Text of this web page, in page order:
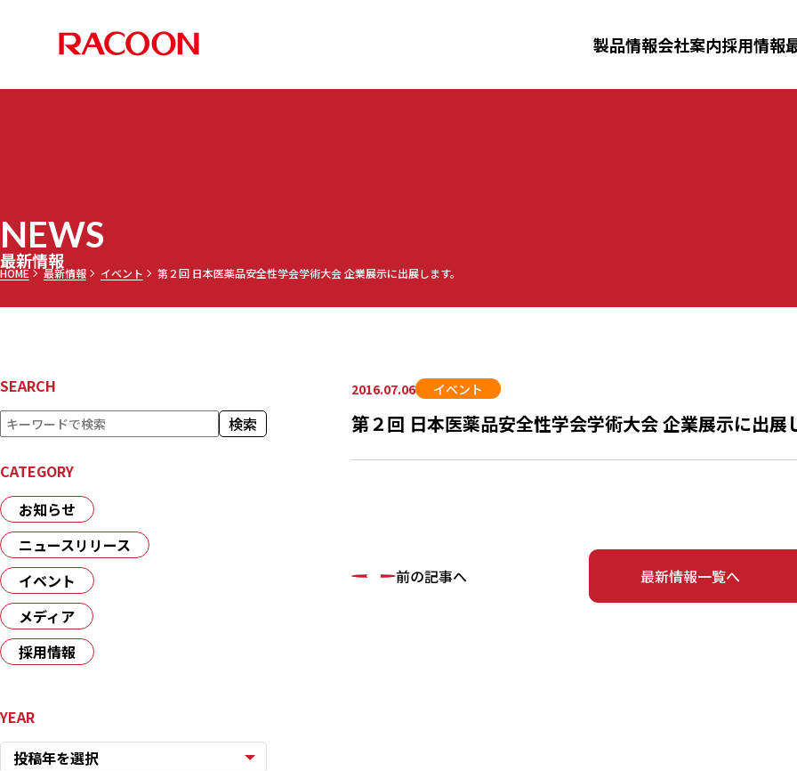
RACOON 三田理化工業株式会社
製品情報会社案内採用情報
NEWS
最新情報
HOME 最新情報 イベント 第２回 日本医薬品安全性学会学術大会 企業展示に出展します。
SEARCH
検
索 検索
CATEGORY
お知らせ
ニュースリリース
イベント
メディア
採用情報
YEAR
投稿年を選択
第２回 日本医薬品安全性学会学術大会 企業展示に出展
2016.07.06 イベント
前の記事へ 最新情報一覧へ